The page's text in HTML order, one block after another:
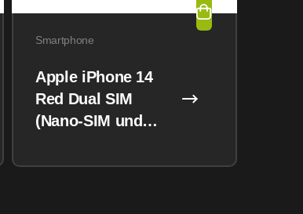
Smartphone
Apple iPhone 14
Red Dual SIM
(Nano-SIM und